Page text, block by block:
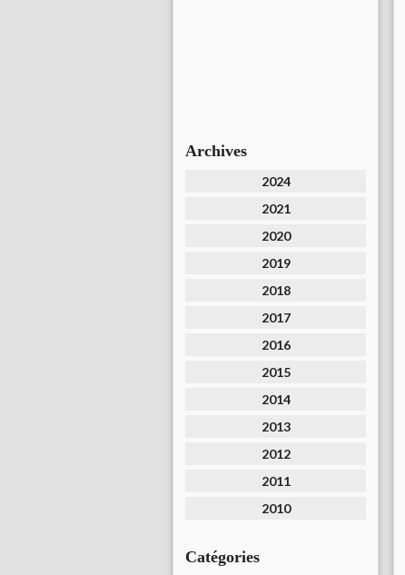
Archives
2024
2021
2020
2019
2018
2017
2016
2015
2014
2013
2012
2011
2010
Catégories